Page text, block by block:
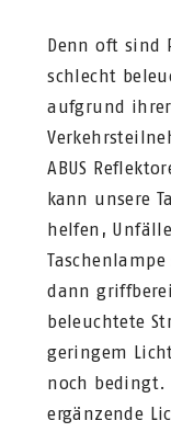
Denn oft sind
schlecht
aufgrund
ABUS
kann unsere
helfen,
dann
beleuchtete
geringem
noch
ergänzende